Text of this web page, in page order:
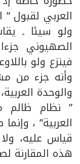
العربي لقبول ”
ولو سيئا ـ
الصهيوني
فينزع ولو
وأنه جزء من
والوحدة
” نظام ظالم
العربية” ،
قياس عليه،
هذه المقارنة